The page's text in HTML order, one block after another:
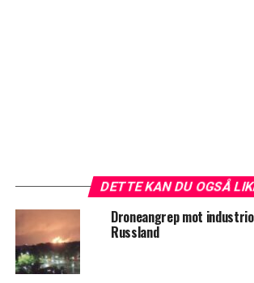
DETTE KAN DU OGSÅ
Droneangrep mot
Russland